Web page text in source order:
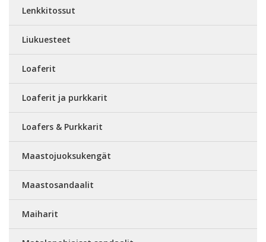
Lenkkitossut
Liukuesteet
Loaferit
Loaferit ja purkkarit
Loafers & Purkkarit
Maastojuoksukengät
Maastosandaalit
Maiharit